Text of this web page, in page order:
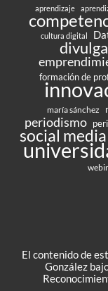
aprendizaje
cultura digital
formación de
maría sánchez
periodismo
social media
El contenido de
González